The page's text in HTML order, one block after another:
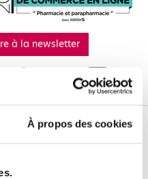
À propos des cookies
à la newsletter
Pinterest Tiktok
MÉJEAN